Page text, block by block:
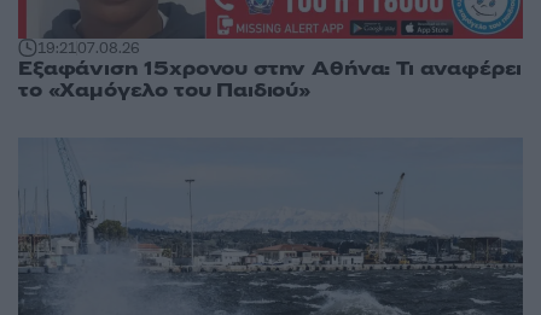
19:2107.08.26
Εξαφάνιση 15χρονου στην Αθήνα: Τι αναφέρει
το «Χαμόγελο του Παιδιού»